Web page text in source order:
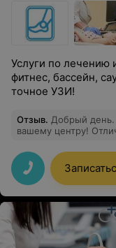
Услуги по лечению
фитнес, бассейн,
точное УЗИ!
Отзыв. Добрый день.
вашему центру! Отличный
компетентные